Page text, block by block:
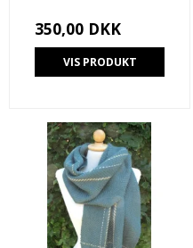
350,00 DKK
VIS PRODUKT